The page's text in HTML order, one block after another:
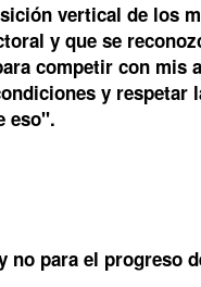
vertical de los
y que se
competir con mis
y respetar
eso".
no para el progreso